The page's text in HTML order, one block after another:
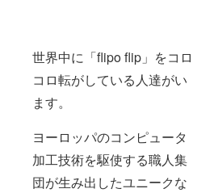
世界中に「flipo flip」をコロ
コロ転がしている人達がい
ます。
ヨーロッパのコンピュータ
加工技術を駆使する職人集
団が生み出したユニークな